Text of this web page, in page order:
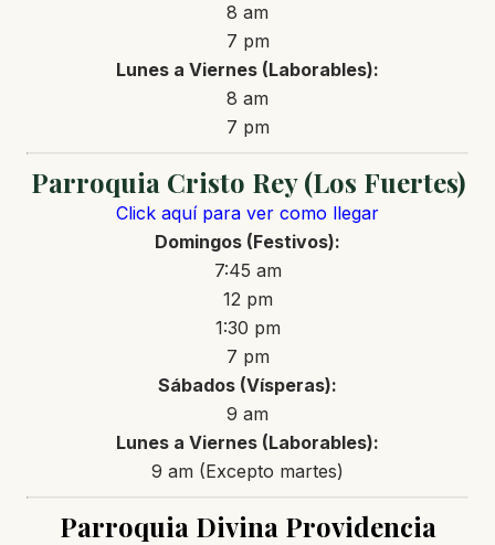
8 am
7 pm
Lunes a Viernes (Laborables):
8 am
7 pm
Parroquia Cristo Rey (Los Fuertes)
Click aquí para ver como llegar
Domingos (Festivos):
7:45 am
12 pm
1:30 pm
7 pm
Sábados (Vísperas):
9 am
Lunes a Viernes (Laborables):
9 am (Excepto martes)
Parroquia Divina Providencia